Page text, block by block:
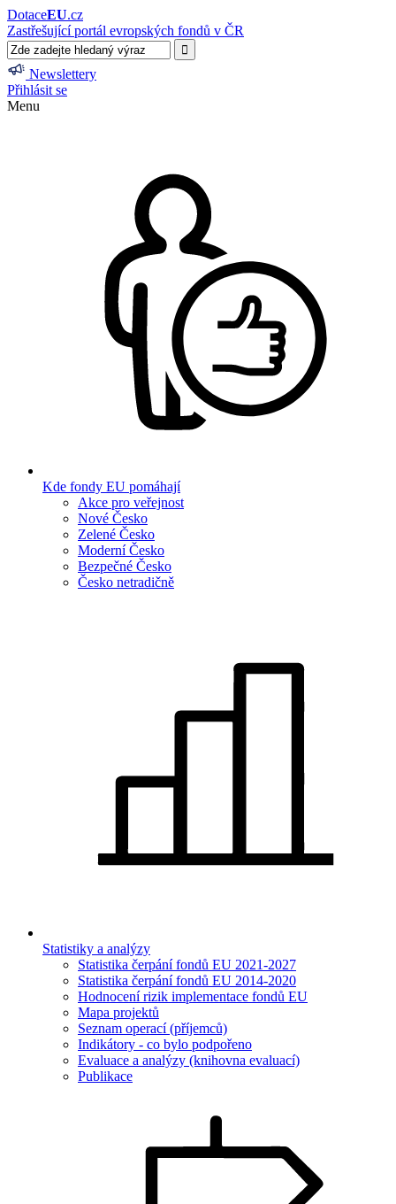
DotaceEU.cz
Zastřešující portál evropských fondů v ČR
Newslettery
Přihlásit se
Menu
Kde fondy EU pomáhají
Akce pro veřejnost
Nové Česko
Zelené Česko
Moderní Česko
Bezpečné Česko
Česko netradičně
Statistiky a analýzy
Statistika čerpání fondů EU 2021-2027
Statistika čerpání fondů EU 2014-2020
Hodnocení rizik implementace fondů EU
Mapa projektů
Seznam operací (příjemců)
Indikátory - co bylo podpořeno
Evaluace a analýzy (knihovna evaluací)
Publikace